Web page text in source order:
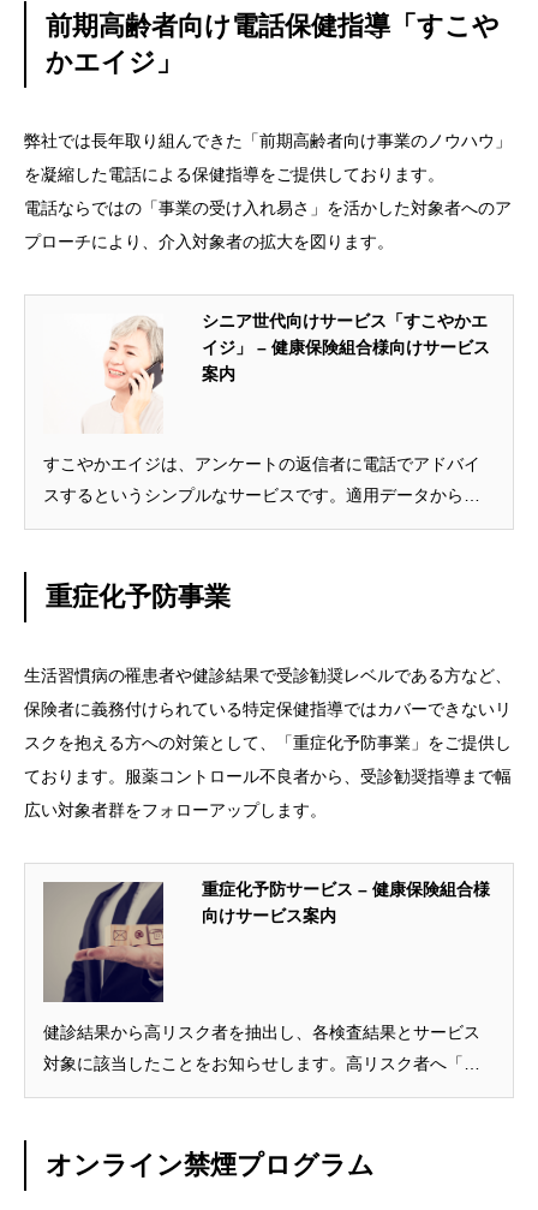
前期高齢者向け電話保健指導「すこや
かエイジ」
弊社では長年取り組んできた「前期高齢者向け事業のノウハウ」
を凝縮した電話による保健指導をご提供しております。
電話ならではの「事業の受け入れ易さ」を活かした対象者へのア
プローチにより、介入対象者の拡大を図ります。
シニア世代向けサービス「すこやかエ
イジ」 – 健康保険組合様向けサービス
案内
すこやかエイジは、アンケートの返信者に電話でアドバイ
スするというシンプルなサービスです。適用データからの
対象者リストだけで始められます。手が届きにくい被扶養
重症化予防事業
生活習慣病の罹患者や健診結果で受診勧奨レベルである方など、
保険者に義務付けられている特定保健指導ではカバーできないリ
スクを抱える方への対策として、「重症化予防事業」をご提供し
ております。服薬コントロール不良者から、受診勧奨指導まで幅
広い対象者群をフォローアップします。
重症化予防サービス – 健康保険組合様
向けサービス案内
健診結果から高リスク者を抽出し、各検査結果とサービス
対象に該当したことをお知らせします。高リスク者へ「お
手紙」でアプローチ、「電話」で保健師または看護師がア
オンライン禁煙プログラム